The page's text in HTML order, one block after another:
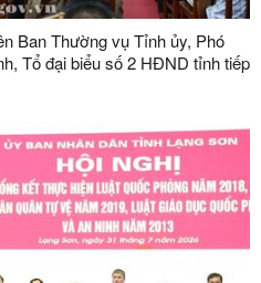
Ban Thường vụ Tỉnh ủy, Phó
Tổ đại biểu số 2 HĐND tỉnh tiếp